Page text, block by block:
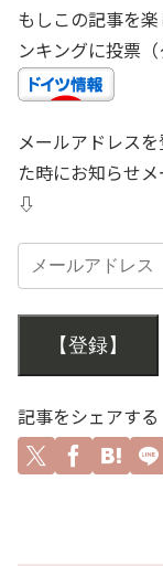
もしこの記事を
ンキングに投票
メールアドレス
た時にお知らせ
⇩
【登録】
記事をシェアする